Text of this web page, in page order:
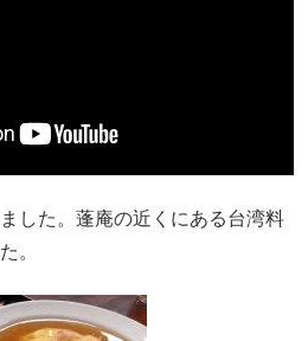
した。蓬庵の近くにある台湾料
。